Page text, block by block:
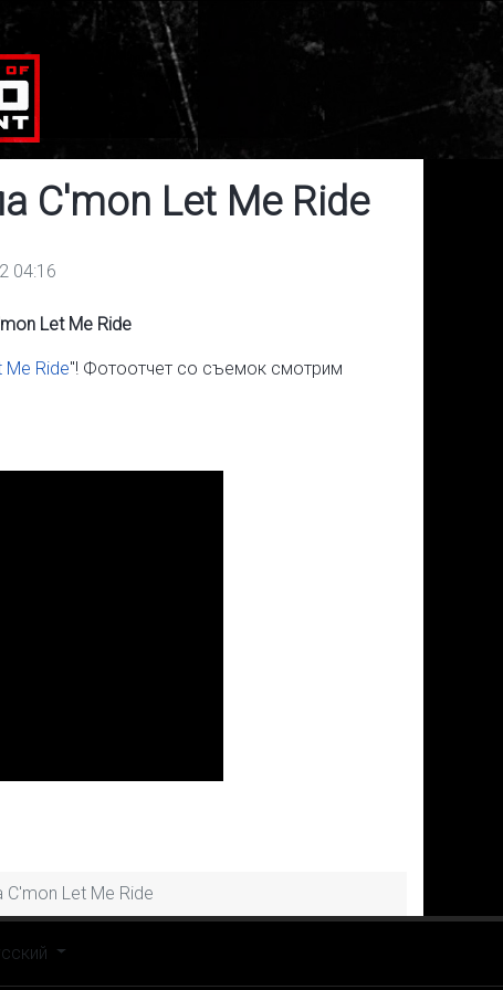
C'mon Let Me Ride
04:16
Let Me Ride
Me Ride"! Фотоотчет со съемок смотрим
Let Me Ride
язык